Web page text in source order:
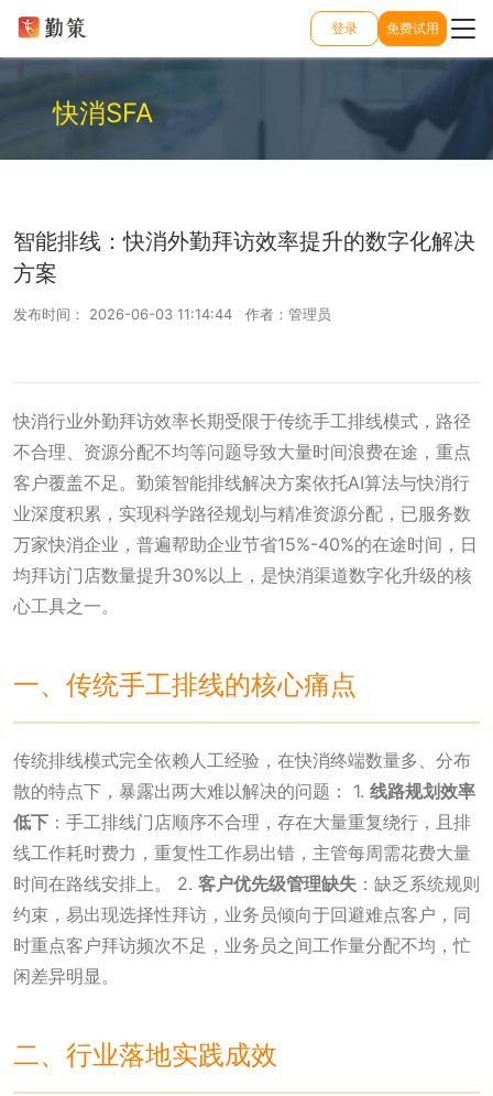
登录 免费试用
快消SFA
智能排线：快消外勤拜访效率提升的数字化解决
方案
发布时间： 2026-06-03 11:14:44 作者：管理员
快消行业外勤拜访效率长期受限于传统手工排线模式，路径
不合理、资源分配不均等问题导致大量时间浪费在途，重点
客户覆盖不足。勤策智能排线解决方案依托AI算法与快消行
业深度积累，实现科学路径规划与精准资源分配，已服务数
万家快消企业，普遍帮助企业节省15%-40%的在途时间，日
均拜访门店数量提升30%以上，是快消渠道数字化升级的核
心工具之一。
一、传统手工排线的核心痛点
传统排线模式完全依赖人工经验，在快消终端数量多、分布
散的特点下，暴露出两大难以解决的问题： 1. 线路规划效率
低下 ：手工排线门店顺序不合理，存在大量重复绕行，且排
线工作耗时费力，重复性工作易出错，主管每周需花费大量
时间在路线安排上。 2. 客户优先级管理缺失 ：缺乏系统规则
约束，易出现选择性拜访，业务员倾向于回避难点客户，同
时重点客户拜访频次不足，业务员之间工作量分配不均，忙
闲差异明显。
二、行业落地实践成效